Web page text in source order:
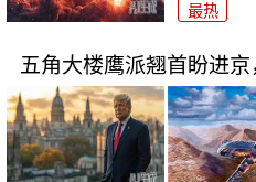
最热
五角大楼鹰派翘首盼进